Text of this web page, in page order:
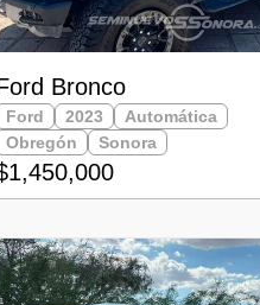
Bronco
Ford 2023
Automática
Obregón
Sonora